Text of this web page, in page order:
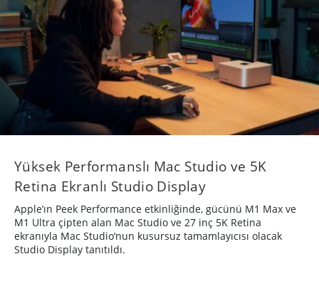
Yüksek Performanslı Mac Studio ve 5K
Retina Ekranlı Studio Display
Apple’ın Peek Performance etkinliğinde, gücünü M1 Max ve
M1 Ultra çipten alan Mac Studio ve 27 inç 5K Retina
ekranıyla Mac Studio’nun kusursuz tamamlayıcısı olacak
Studio Display tanıtıldı.